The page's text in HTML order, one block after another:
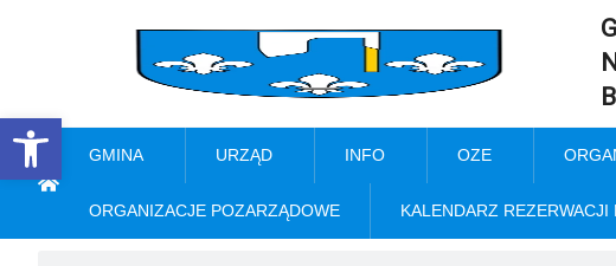
Open toolbar
GMINA URZĄD INFO OZE
ORGANIZACJE POZARZĄDOWE KALENDARZ REZERWACJI